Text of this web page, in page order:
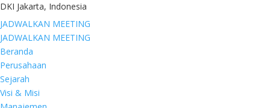
DKI Jakarta, Indonesia
JADWALKAN MEETING
JADWALKAN MEETING
Beranda
Perusahaan
Sejarah
Visi & Misi